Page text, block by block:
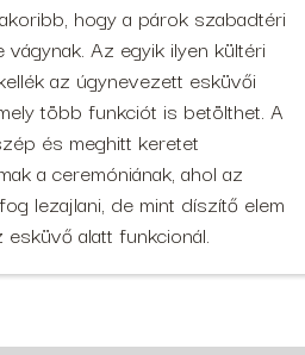
hogy a párok szabadtéri
vágynak. Az egyik ilyen kültéri
az úgynevezett esküvői
több funkciót is betölthet. A
és meghitt keretet
a ceremóniának, ahol az
lezajlani, de mint díszítő elem
alatt funkcionál.